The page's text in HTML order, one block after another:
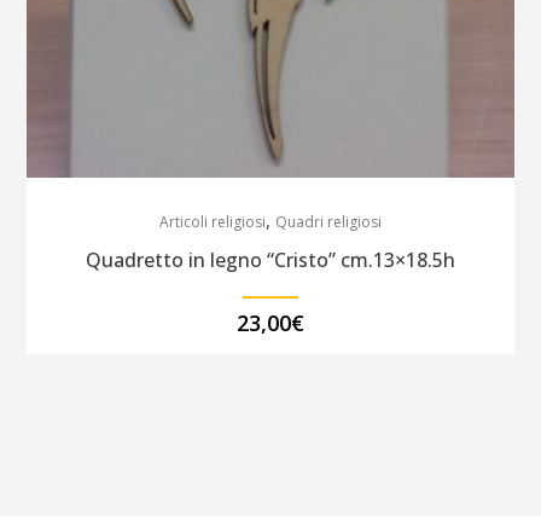
Articoli religiosi, Quadri religiosi
Quadretto in legno “Cristo” cm.13×18.5h
23,00€